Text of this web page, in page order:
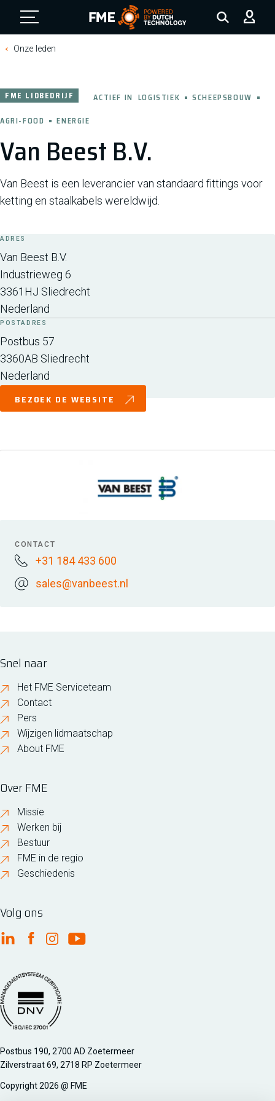
FME Logo, to the homepage
Onze leden
Van Beest B.V.
FME LIDBEDRIJF ACTIEF IN LOGISTIEK
SCHEEPSBOUW
AGRI-FOOD
ENERGIE
Van Beest is een leverancier van standaard fittings voor
ketting en staalkabels wereldwijd.
ADRES
Van Beest B.V.
Industrieweg 6
3361HJ Sliedrecht
Nederland
POSTADRES
Postbus 57
3360AB Sliedrecht
Nederland
BEZOEK DE WEBSITE
CONTACT
+31 184 433 600
sales@vanbeest.nl
Snel naar
Het FME Serviceteam
Contact
Pers
Wijzigen lidmaatschap
About FME
Over FME
Missie
Werken bij
Bestuur
FME in de regio
Geschiedenis
Volg ons
FME Linkedin
FME Facebook
FME Instagram
FME Youtube
Managementsyteem certificatie DNV iso/iec 27001
Postbus 190, 2700 AD Zoetermeer
Zilverstraat 69, 2718 RP Zoetermeer
Copyright 2026 @ FME